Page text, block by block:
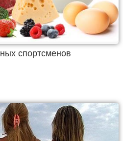
спортсменов